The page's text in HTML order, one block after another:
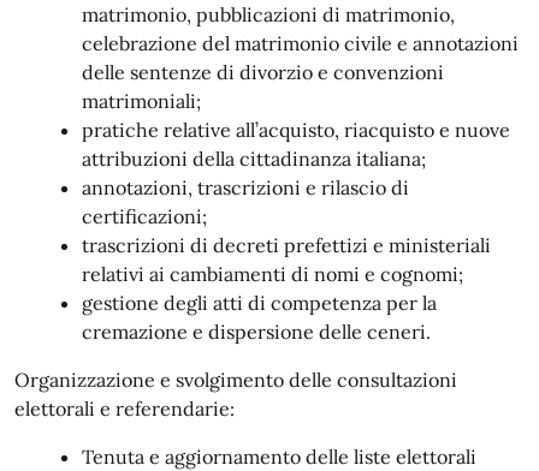
matrimonio, pubblicazioni di matrimonio,
celebrazione del matrimonio civile e annotazioni
delle sentenze di divorzio e convenzioni
matrimoniali;
pratiche relative all’acquisto, riacquisto e nuove
attribuzioni della cittadinanza italiana;
annotazioni, trascrizioni e rilascio di
certificazioni;
trascrizioni di decreti prefettizi e ministeriali
relativi ai cambiamenti di nomi e cognomi;
gestione degli atti di competenza per la
cremazione e dispersione delle ceneri.
Organizzazione e svolgimento delle consultazioni
elettorali e referendarie:
Tenuta e aggiornamento delle liste elettorali